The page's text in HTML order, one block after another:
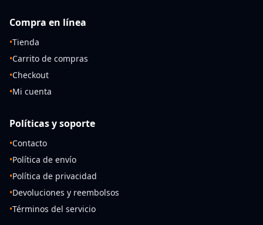
Compra en línea
•Tienda
•Carrito de compras
•Checkout
•Mi cuenta
Políticas y soporte
•Contacto
•Política de envío
•Política de privacidad
•Devoluciones y reembolsos
•Términos del servicio